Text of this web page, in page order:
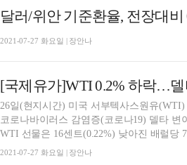
달러/위안 기준환율, 전장대
2021-07-27 화요일 | 장안나
[국제유가]WTI 0.2% 하락…
26일(현지시간) 미국 서부텍사스원유
코로나바이러스 감염증(코로나19) 델타
WTI 선물은 16센트(0.22%) 낮아진 배럴당
2021-07-27 화요일 | 장안나